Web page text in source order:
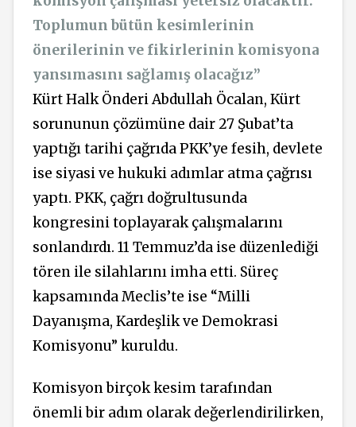
Toplumun bütün kesimlerinin
önerilerinin ve fikirlerinin komisyona
yansımasını sağlamış olacağız”
Kürt Halk Önderi Abdullah Öcalan, Kürt
sorununun çözümüne dair 27 Şubat’ta
yaptığı tarihi çağrıda PKK’ye fesih, devlete
ise siyasi ve hukuki adımlar atma çağrısı
yaptı. PKK, çağrı doğrultusunda
kongresini toplayarak çalışmalarını
sonlandırdı. 11 Temmuz’da ise düzenlediği
tören ile silahlarını imha etti. Süreç
kapsamında Meclis’te ise “Milli
Dayanışma, Kardeşlik ve Demokrasi
Komisyonu” kuruldu.
Komisyon birçok kesim tarafından
önemli bir adım olarak değerlendirilirken,